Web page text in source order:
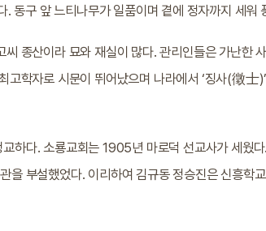
. 동구 앞 느티나무가 일품이며 곁에 정자까지 세워
종산이라 묘와 재실이 많다. 관리인들은 가난한
고학자로 시문이 뛰어났으며 나라에서 ‘징사(徵士
하다. 소룡교회는 1905년 마로덕 선교사가 세웠
을 부설했었다. 이리하여 김규동 정승진은 신흥학